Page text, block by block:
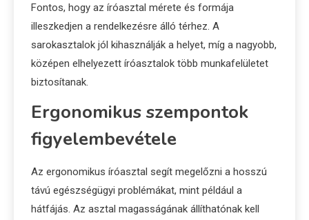
Fontos, hogy az íróasztal mérete és formája
illeszkedjen a rendelkezésre álló térhez. A
sarokasztalok jól kihasználják a helyet, míg a nagyobb,
középen elhelyezett íróasztalok több munkafelületet
biztosítanak.
Ergonomikus szempontok
figyelembevétele
Az ergonomikus íróasztal segít megelőzni a hosszú
távú egészségügyi problémákat, mint például a
hátfájás. Az asztal magasságának állíthatónak kell